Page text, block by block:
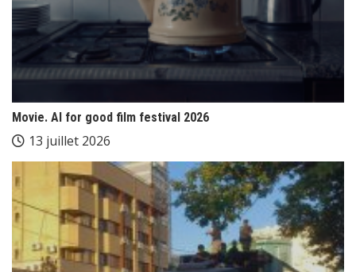
Movie. AI for good film festival 2026
13 juillet 2026